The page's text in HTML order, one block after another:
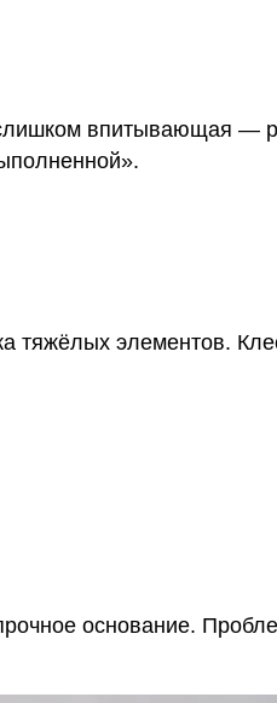
впитывающая —
тяжёлых элементов.
основание.